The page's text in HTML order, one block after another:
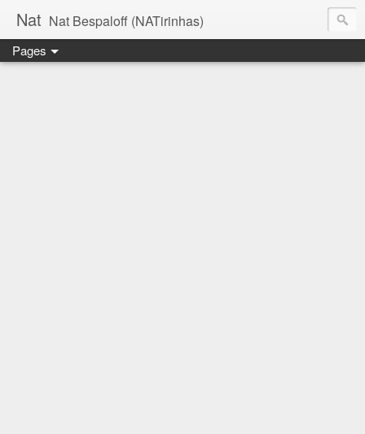
Nat Nat Bespaloff (NATirinhas)
Pages